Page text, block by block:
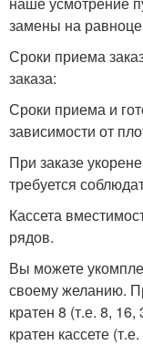
замены на
Сроки приема
заказа:
Сроки приема и
зависимости от
При заказе
требуется
Кассета
рядов.
Вы можете
своему желанию.
кратен 8 (т.е. 8,
кратен кассете